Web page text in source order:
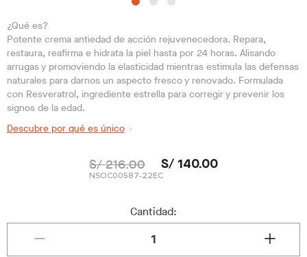
¿Qué es?
Potente crema antiedad de acción rejuvenecedora. Repara,
restaura, reafirma e hidrata la piel hasta por 24 horas. Alisando
arrugas y promoviendo la elasticidad mientras estimula las defensas
naturales para darnos un aspecto fresco y renovado. Formulada
con Resveratrol, ingrediente estrella para corregir y prevenir los
signos de la edad.
Descubre por qué es único
S/ 216.00 S/ 140.00
NSOC00587-22EC
Cantidad: